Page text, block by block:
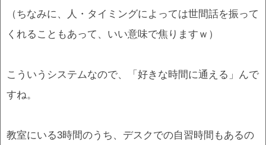
（ちなみに、人・タイミングによっては世間話を振って
くれることもあって、いい意味で焦りますｗ）
こういうシステムなので、「好きな時間に通える」んで
すね。
教室にいる3時間のうち、デスクでの自習時間もあるの